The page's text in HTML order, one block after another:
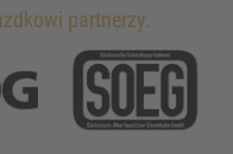
partnerzy.